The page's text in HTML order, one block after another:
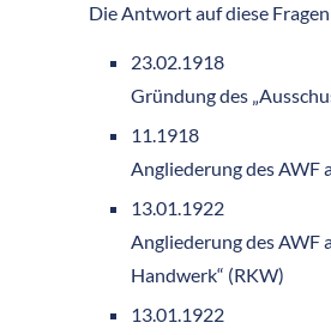
Die Antwort auf diese
23.02.1918
Gründung des
11.1918
Angliederung des AWF
13.01.1922
Angliederung des AWF
Handwerk“ (RKW)
13.01.1922